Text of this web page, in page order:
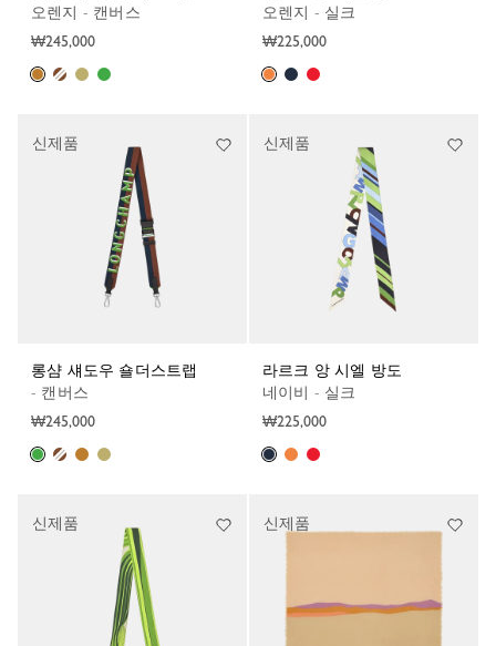
오렌지 - 캔버스
₩245,000
오렌지 - 실크
₩225,000
롱샴 섀도우 숄더스트랩
- 캔버스
₩245,000
신제품
라르크 앙 시엘 방도
네이비 - 실크
₩225,000
신제품
신제품 신제품